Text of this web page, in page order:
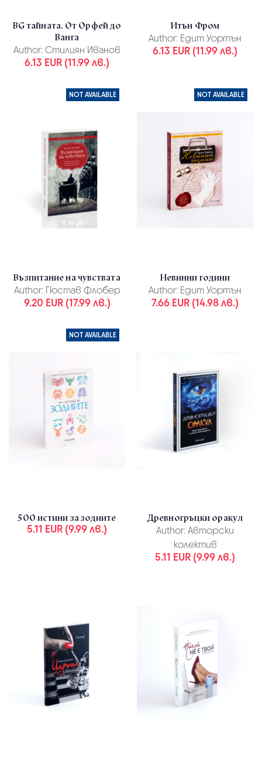
BG тайната. От Орфей до
Ванга
Author: Стилиян Иванов
6.13 EUR (11.99 лв.)
Итън Фром
Author: Едит Уортън
6.13 EUR (11.99 лв.)
NOT AVAILABLE
Възпитание на чувствата
Author: Гюстав Флобер
9.20 EUR (17.99 лв.)
NOT AVAILABLE
Невинни години
Author: Едит Уортън
7.66 EUR (14.98 лв.)
NOT AVAILABLE
500 истини за зодиите
5.11 EUR (9.99 лв.)
Древногръцки оракул
Author: Авторски
колектив
5.11 EUR (9.99 лв.)